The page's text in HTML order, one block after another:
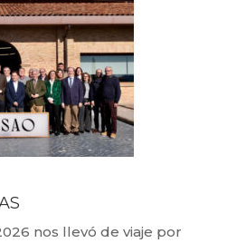
nos llevó de viaje por